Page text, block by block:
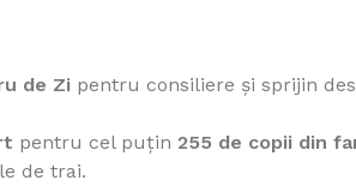
de Zi pentru consiliere și sprijin
pentru cel puțin255 de copii din
de trai.